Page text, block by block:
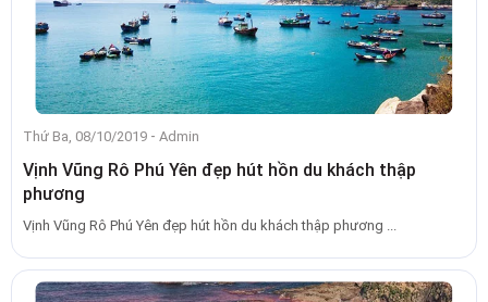
Thứ Ba, 08/10/2019 - Admin
Vịnh Vũng Rô Phú Yên đẹp hút hồn du khách thập
phương
Vịnh Vũng Rô Phú Yên đẹp hút hồn du khách thập phương ...